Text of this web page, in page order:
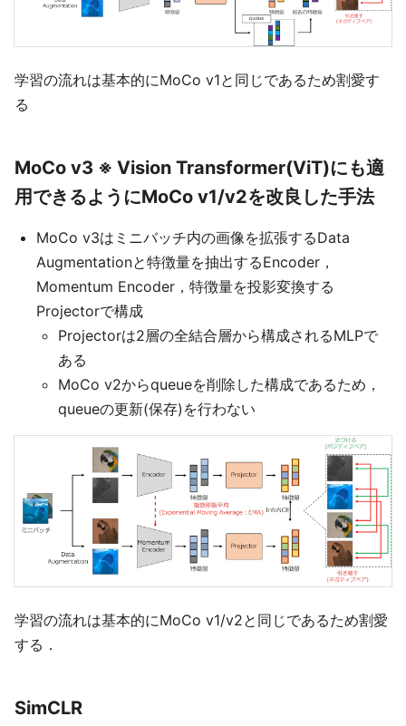
学習の流れは基本的にMoCo v1と同じであるため割愛す
る
MoCo v3 ※ Vision Transformer(ViT)にも適
用できるようにMoCo v1/v2を改良した手法
MoCo v3はミニバッチ内の画像を拡張するData
Augmentationと特徴量を抽出するEncoder，
Momentum Encoder，特徴量を投影変換する
Projectorで構成
Projectorは2層の全結合層から構成されるMLPで
ある
MoCo v2からqueueを削除した構成であるため，
queueの更新(保存)を行わない
学習の流れは基本的にMoCo v1/v2と同じであるため割愛
する．
SimCLR